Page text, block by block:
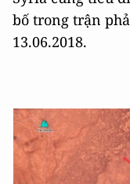
bố trong trận
13.06.2018.